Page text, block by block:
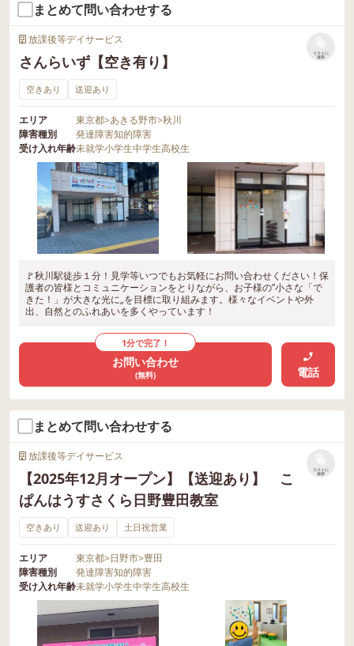
まとめて問い合わせする
放課後等デイサービス
さんらいず【空き有り】
リストに
保存
空きあり 送迎あり
エリア 東京都>あきる野市>秋川
障害種別
発達障害知的障害
受け入れ年齢未就学小学生中学生高校生
🚩秋川駅徒歩１分！見学等いつでもお気軽にお問い合わせください！保
護者の皆様とコミュニケーションをとりながら、お子様の”小さな「で
きた！」が大きな光に„を目標に取り組みます。様々なイベントや外
出、自然とのふれあいを多くやっています！
1分で完了！
お問い合わせ
(無料) 電話
まとめて問い合わせする
放課後等デイサービス
【2025年12月オープン】【送迎あり】 こ
ぱんはうすさくら日野豊田教室
リストに
保存
空きあり 送迎あり 土日祝営業
エリア 東京都>日野市>豊田
障害種別
発達障害知的障害
受け入れ年齢未就学小学生中学生高校生